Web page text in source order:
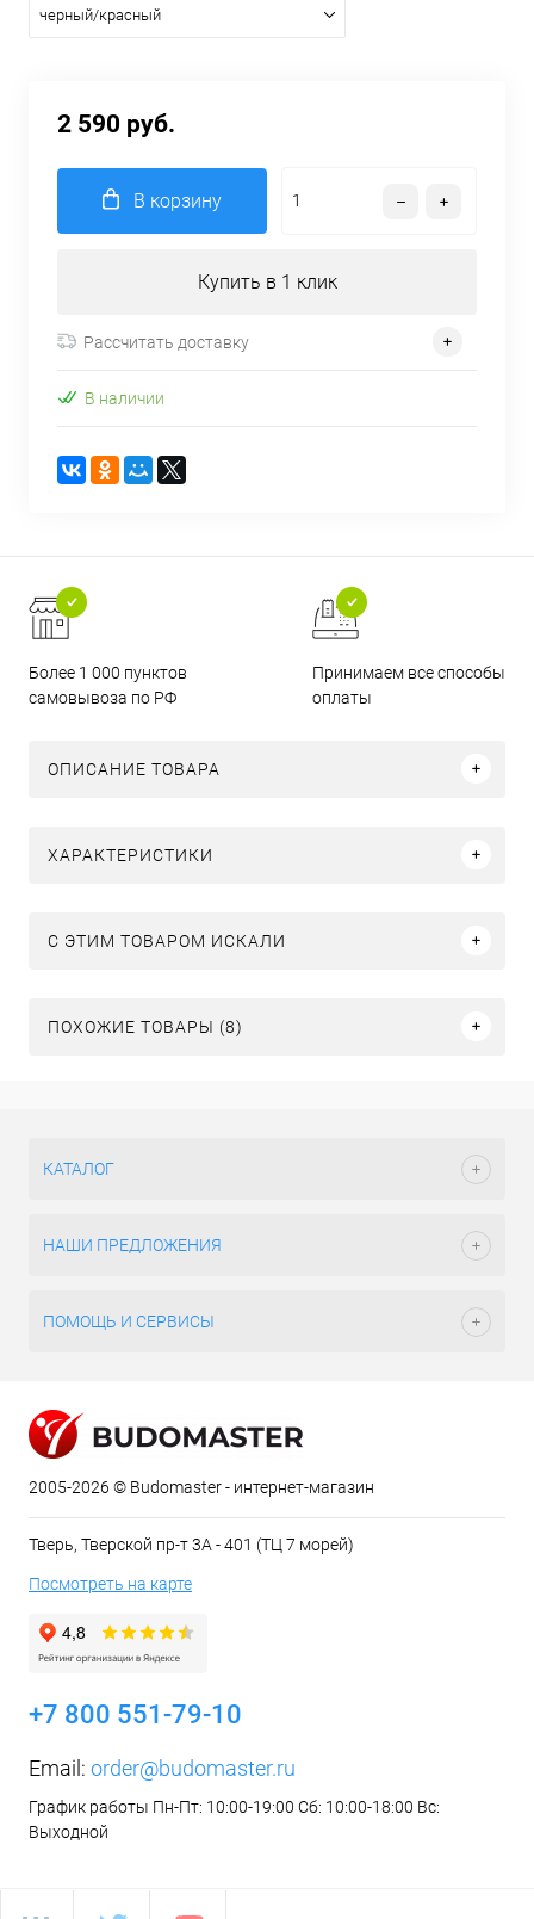
черный/красный
2 590 руб.
В корзину
Купить в 1 клик
Рассчитать доставку
В наличии
Более 1 000 пунктов
самовывоза по РФ
Принимаем все способы
оплаты
ОПИСАНИЕ ТОВАРА
ХАРАКТЕРИСТИКИ
C ЭТИМ ТОВАРОМ ИСКАЛИ
ПОХОЖИЕ ТОВАРЫ (8)
КАТАЛОГ
НАШИ ПРЕДЛОЖЕНИЯ
ПОМОЩЬ И СЕРВИСЫ
2005-2026 © Budomaster - интернет-магазин
Тверь, Тверской пр-т 3А - 401 (ТЦ 7 морей)
Посмотреть на карте
+7 800 551-79-10
Email: order@budomaster.ru
График работы Пн-Пт: 10:00-19:00 Сб: 10:00-18:00 Вс:
Выходной